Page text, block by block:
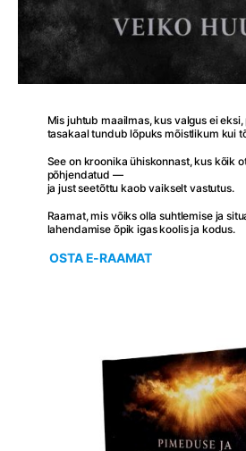
Mis juhtub maailmas, kus valgus ei
tasakaal tundub lõpuks mõistlikum kui
See on kroonika ühiskonnast, kus kõik
põhjendatud —
ja just seetõttu kaob vaikselt vastutus.
Raamat, mis võiks olla suhtlemise ja
lahendamise õpik igas koolis ja kodus.
OSTA E-RAAMAT